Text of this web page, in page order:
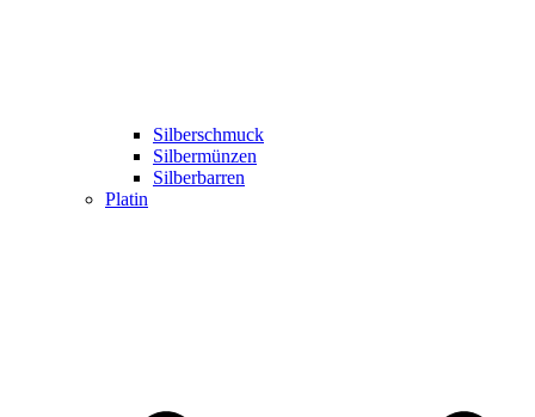
Silberschmuck
Silbermünzen
Silberbarren
Platin